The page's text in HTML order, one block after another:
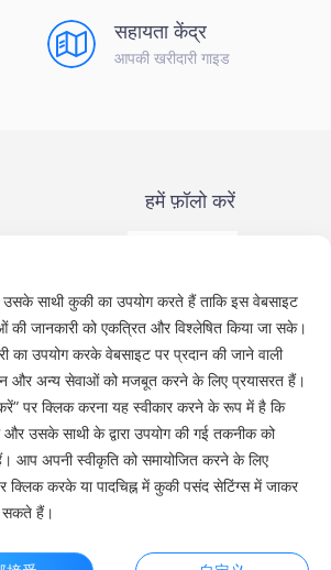
सहायता केंद्र
आपकी खरीदारी गाइड
हमें फ़ॉलो करें
वीचैट ऑफिसियल अकाउंट
साथी कुकी का उपयोग करते हैं ताकि इस वेबसाइट
की जानकारी को एकत्रित और विश्लेषित किया जा सके।
का उपयोग करके वेबसाइट पर प्रदान की जाने वाली
और अन्य सेवाओं को मजबूत करने के लिए प्रयासरत हैं।
पर क्लिक करना यह स्वीकार करने के रूप में है कि
उसके साथी के द्वारा उपयोग की गई तकनीक को
आप अपनी स्वीकृति को समायोजित करने के लिए
क्लिक करके या पादचिह्न में कुकी पसंद सेटिंग्स में जाकर
सकते हैं।